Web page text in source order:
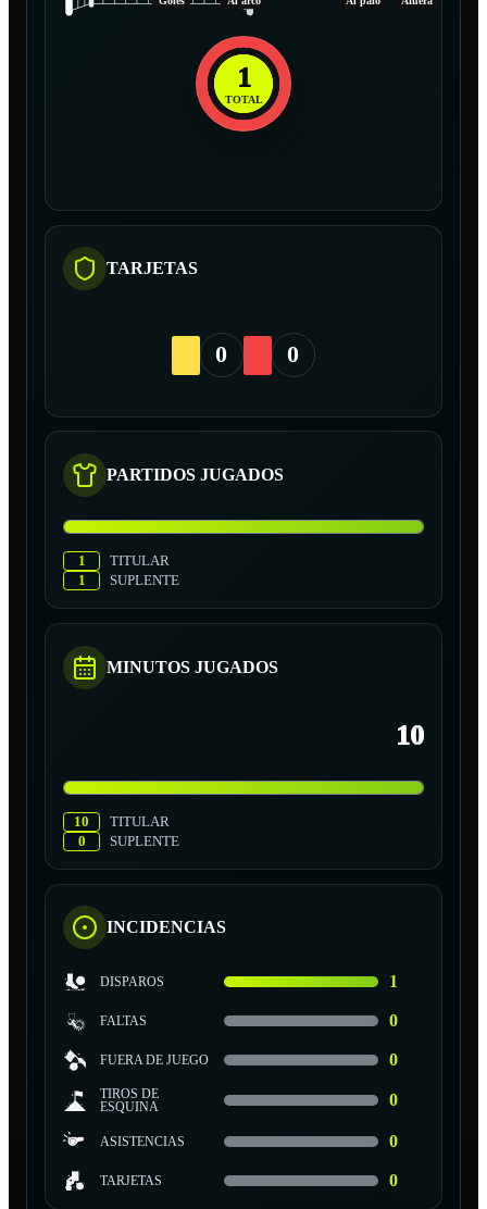
1
TOTAL
TARJETAS
0 0
PARTIDOS JUGADOS
1
TITULAR
1
SUPLENTE
MINUTOS JUGADOS
10
10
TITULAR
0
SUPLENTE
INCIDENCIAS
DISPAROS 1
FALTAS 0
FUERA DE JUEGO 0
TIROS DE
ESQUINA
0
ASISTENCIAS 0
TARJETAS 0